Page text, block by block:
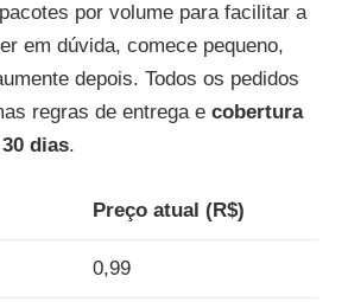
por volume para facilitar a
em dúvida, comece pequeno,
depois. Todos os pedidos
regras de entrega e cobertura
dias.
Preço atual (R$)
0,99